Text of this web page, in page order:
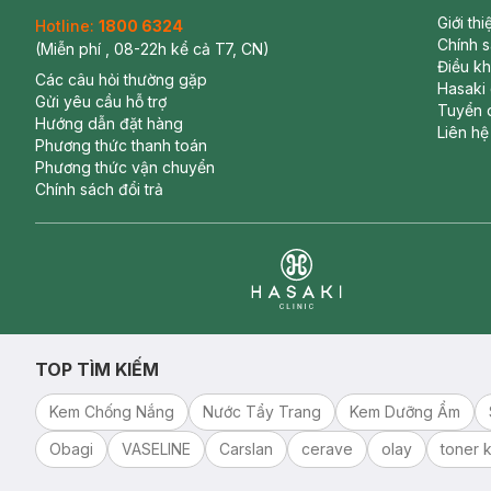
Hotline: 1800 6324
(Miễn phí , 08-22h kể cả T7, CN)
Các câu hỏi thường gặp
Gửi yêu cầu hỗ trợ
Hướng dẫn đặt hàng
Phương thức thanh toán
Phương thức vận chuyển
Chính sách đổi trả
Giới
Chính
Điều
Hasaki
Tuyển
Liên hệ
TOP TÌM KIẾM
Kem Chống Nắng Nước Tẩy Trang Kem Dưỡng Ẩm
Obagi
VASELINE Carslan cerave olay toner